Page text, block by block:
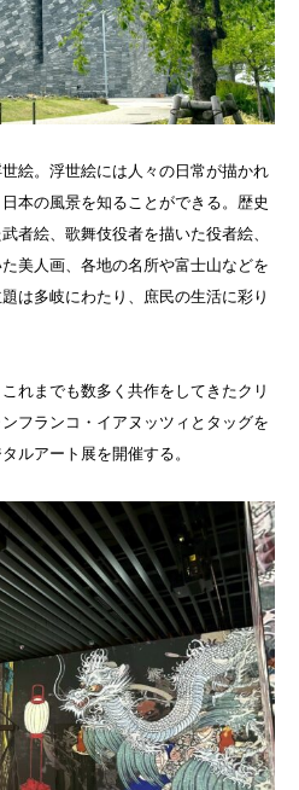
絵。浮世絵には人々の日常が描かれ
本の風景を知ることができる。歴史
者絵、歌舞伎役者を描いた役者絵、
美人画、各地の名所や富士山などを
は多岐にわたり、庶民の生活に彩り
れまでも数多く共作をしてきたクリ
フランコ・イアヌッツィとタッグを
ルアート展を開催する。